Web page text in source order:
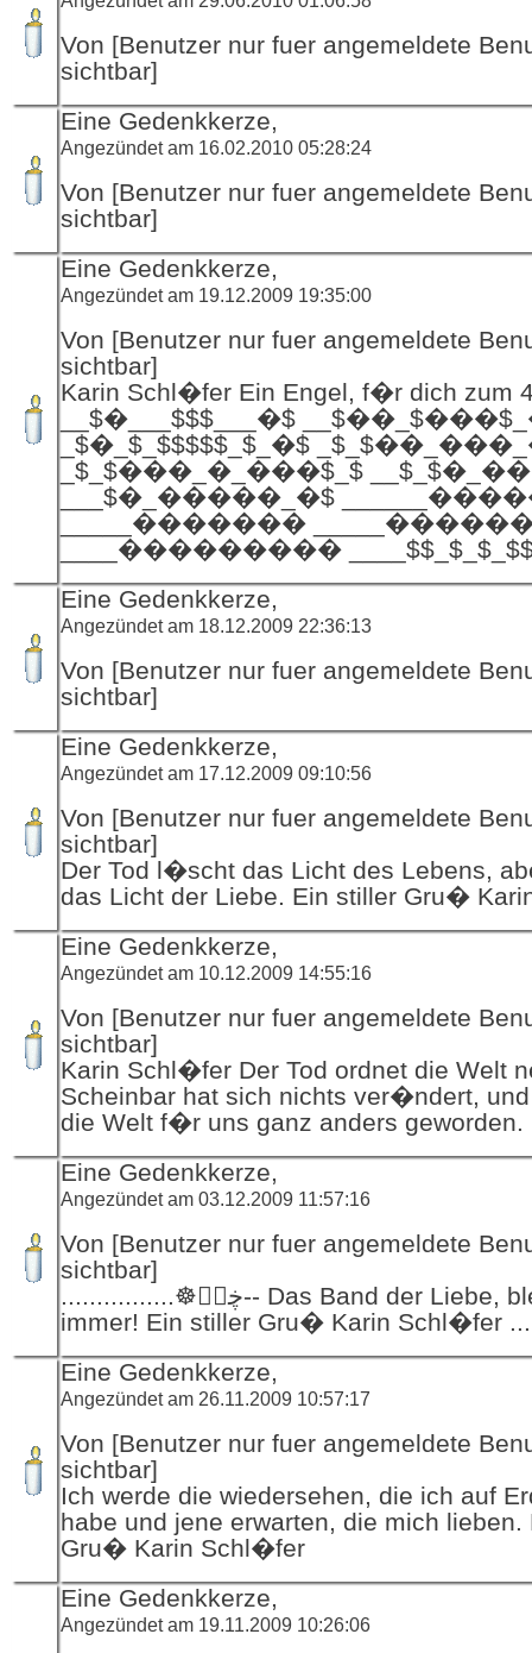
Von [Benutzer nur fuer angemeldete
sichtbar]
Eine Gedenkkerze,
Angezündet am 16.02.2010 05:28:24
Von [Benutzer nur fuer angemeldete
sichtbar]
Eine Gedenkkerze,
Angezündet am 19.12.2009 19:35:00
Von [Benutzer nur fuer angemeldete
sichtbar]
Karin Schl�fer Ein Engel, f�r dich zum
__$�___$$$___�$
_$�_$_$$$$$_$_�$
_$_$���_�_���$_$
___$�_�����_�$
_____�������
____��������� ____$$_$_$_$$
Eine Gedenkkerze,
Angezündet am 18.12.2009 22:36:13
Von [Benutzer nur fuer angemeldete
sichtbar]
Eine Gedenkkerze,
Angezündet am 17.12.2009 09:10:56
Von [Benutzer nur fuer angemeldete
sichtbar]
Der Tod l�scht das Licht des Lebens,
das Licht der Liebe. Ein stiller Gru�
Eine Gedenkkerze,
Angezündet am 10.12.2009 14:55:16
Von [Benutzer nur fuer angemeldete
sichtbar]
Karin Schl�fer Der Tod ordnet die Welt
Scheinbar hat sich nichts ver�ndert,
die Welt f�r uns ganz anders geworden.
Eine Gedenkkerze,
Angezündet am 03.12.2009 11:57:16
Von [Benutzer nur fuer angemeldete
sichtbar]
................☸ڿڰۣ-- Das Band der Liebe, bleibt f�r
Eine Gedenkkerze,
Angezündet am 26.11.2009 10:57:17
Von [Benutzer nur fuer angemeldete
sichtbar]
Ich werde die wiedersehen, die ich auf
habe und jene erwarten, die mich lieben.
Gru� Karin Schl�fer
Eine Gedenkkerze,
Angezündet am 19.11.2009 10:26:06